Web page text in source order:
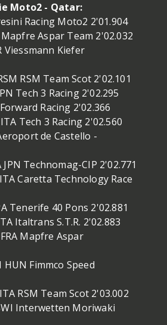
Moto2 - Qatar:
Racing Moto2 2'01.904
Mapfre Aspar Team 2'02.032
Viessmann Kiefer
RSM Team Scot 2'02.101
Tech 3 Racing 2'02.295
Racing 2'02.366
Tech 3 Racing 2'02.560
de Castello -
Technomag-CIP 2'02.771
Caretta Technology Race
Tenerife 40 Pons 2'02.881
Italtrans S.T.R. 2'02.883
Mapfre Aspar
HUN Fimmco Speed
RSM Team Scot 2'03.002
Interwetten Moriwaki